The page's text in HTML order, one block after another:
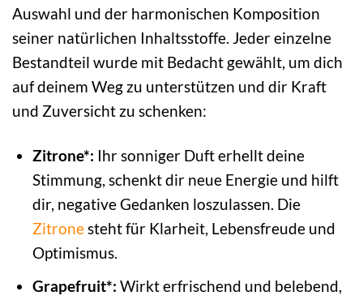
Auswahl und der harmonischen Komposition
seiner natürlichen Inhaltsstoffe. Jeder einzelne
Bestandteil wurde mit Bedacht gewählt, um dich
auf deinem Weg zu unterstützen und dir Kraft
und Zuversicht zu schenken:
Zitrone*: Ihr sonniger Duft erhellt deine
Stimmung, schenkt dir neue Energie und hilft
dir, negative Gedanken loszulassen. Die
Zitronesteht für Klarheit, Lebensfreude und
Optimismus.
Grapefruit*: Wirkt erfrischend und belebend,